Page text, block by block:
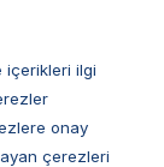
içerikleri ilgi
onay
çerezleri